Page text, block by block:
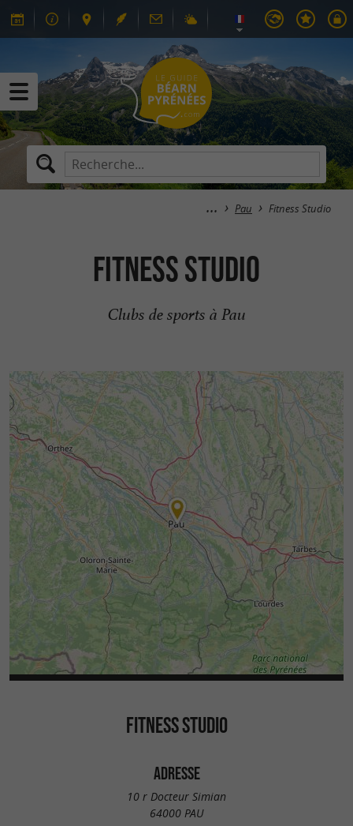
Pau Fitness Studio
Fitness Studio
Clubs de sports à Pau
FITNESS STUDIO
ADRESSE
10 r Docteur Simian
64000 PAU